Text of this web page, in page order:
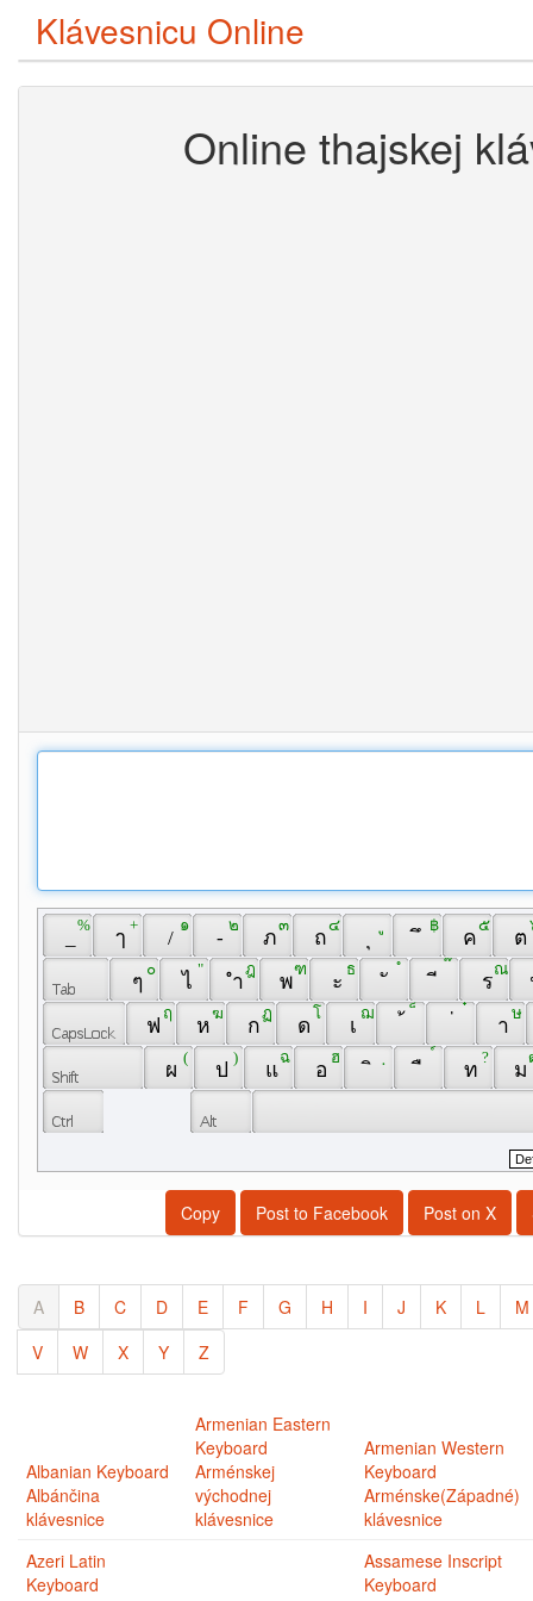
Klávesnicu Online
Online thajskej
_
%
ๅ
+
/
๑
-
๒
ภ
๓
ถ
๔
ึ
฿
ค
๕
ต
ๆ
๐
ไ
"
ำ
ฎ
พ
ฑ
ะ
ธ
ั
ํ
ี ร
ณ
ฟ
ฤ
ห
ฆ
ก
ฏ
ด
โ
เ
ฌ ็
า
ษ
ผ
(
ป
)
แ
ฉ
อ
ฮ
ิ ื ท
?
ม
Copy Post to Facebook Post on X
A B C D E F G H I J K L
M
V
W X Y Z
Albanian Keyboard
Albánčina
klávesnice
Armenian Eastern
Keyboard
Arménskej
východnej
klávesnice
Armenian Western
Keyboard
Arménske(Západné)
klávesnice
Azeri Latin
Keyboard
Assamese Inscript
Keyboard